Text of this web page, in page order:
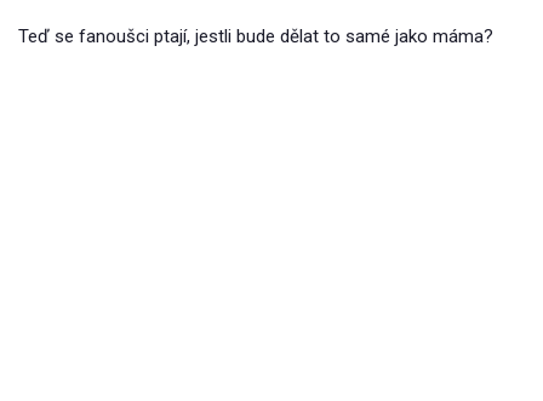
Teď se fanoušci ptají, jestli bude dělat to samé jako máma?